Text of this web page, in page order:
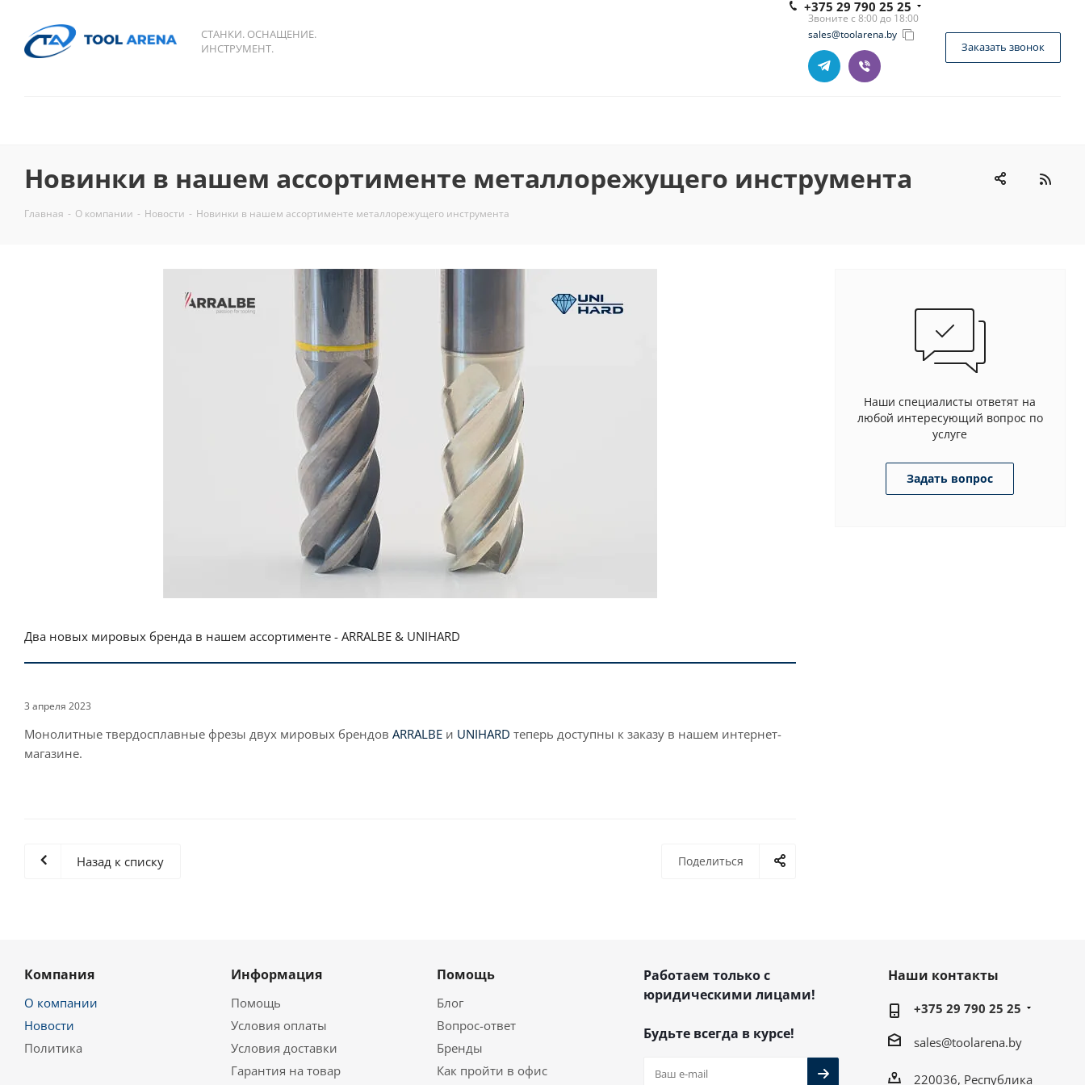
СТАНКИ. ОСНАЩЕНИЕ.
ИНСТРУМЕНТ.
+375 29 790 25 25
Звоните с 8:00 до 18:00
sales@toolarena.by
Заказать звонок
Новинки в нашем ассортименте металлорежущего инструмента
Главная - О компании - Новости - Новинки в нашем ассортименте металлорежущего инструмента
Два новых мировых бренда в нашем ассортименте - ARRALBE & UNIHARD
3 апреля 2023
Монолитные твердосплавные фрезы двух мировых брендов ARRALBE и UNIHARD теперь доступны к заказу в нашем интернет-
магазине.
Наши специалисты ответят на
любой интересующий вопрос по
услуге
Задать вопрос
Поделиться
Назад к списку
Компания
О компании
Новости
Политика
Информация
Помощь
Условия оплаты
Условия доставки
Гарантия на товар
Помощь
Блог
Вопрос-ответ
Бренды
Как пройти в офис
Работаем только с
юридическими лицами!
Будьте всегда в курсе!
Наши контакты
+375 29 790 25 25
sales@toolarena.by
220036, Республика